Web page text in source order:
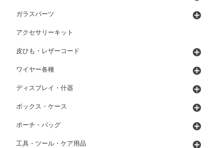
ガラスパーツ
アクセサリーキット
皮ひも・レザーコード
ワイヤー各種
ディスプレイ・什器
ボックス・ケース
ポーチ・バッグ
工具・ツール・ケア用品